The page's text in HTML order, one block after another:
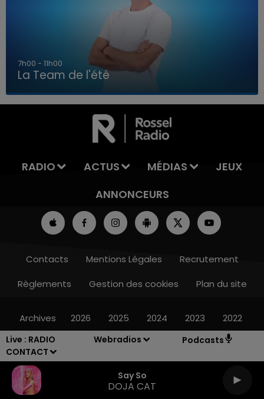
Live : RADIO
CONTACT
Webradios Podcasts
Say So
DOJA CAT
LA TEAM DE L'ÉTÉ
7h00 - 11h00
La Team de l'été
RADIO ACTUS MÉDIAS
JEUX
ANNONCEURS
Contacts Mentions Légales
Recrutement
Règlements
Gestion des cookies Plan du site
Archives 2026 2025 2024 2023 2022